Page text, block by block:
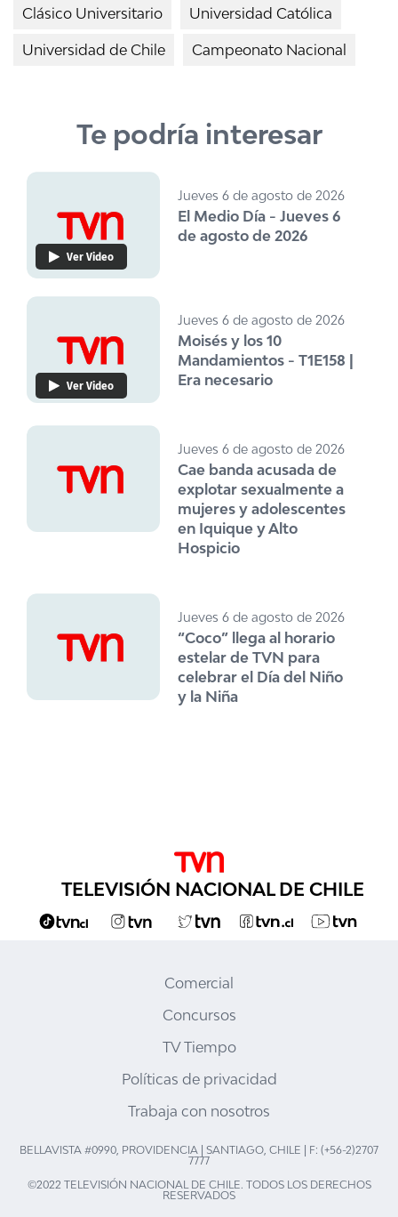
Clásico Universitario Universidad Católica
Universidad de Chile Campeonato Nacional
Te podría interesar
Ver Video
Jueves 6 de agosto de 2026
El Medio Día - Jueves 6
de agosto de 2026
Ver Video
Jueves 6 de agosto de 2026
Moisés y los 10
Mandamientos - T1E158 |
Era necesario
Jueves 6 de agosto de 2026
Cae banda acusada de
explotar sexualmente a
mujeres y adolescentes
en Iquique y Alto
Hospicio
Jueves 6 de agosto de 2026
“Coco” llega al horario
estelar de TVN para
celebrar el Día del Niño
y la Niña
TELEVISIÓN NACIONAL DE CHILE
Comercial
Concursos
TV Tiempo
Políticas de privacidad
Trabaja con nosotros
BELLAVISTA #0990, PROVIDENCIA | SANTIAGO, CHILE | F: (+56-2)2707
7777
©2022 TELEVISIÓN NACIONAL DE CHILE. TODOS LOS DERECHOS
RESERVADOS